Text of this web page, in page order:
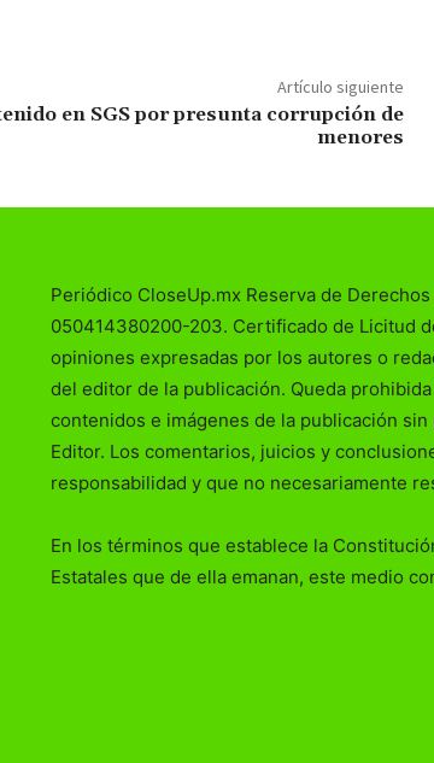
Artículo siguiente
en SGS por presunta corrupción de
menores
Periódico CloseUp.mx Reserva de
050414380200-203. Certificado de Licitud
opiniones expresadas por los autores o
del editor de la publicación. Queda
contenidos e imágenes de la publicación
Editor. Los comentarios, juicios y
responsabilidad y que no necesariamente
En los términos que establece la
Estatales que de ella emanan, este medio